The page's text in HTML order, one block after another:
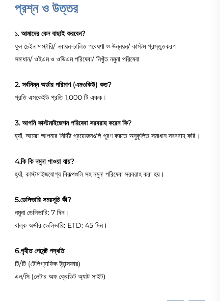
প্রশ্ন ও উত্তর
১. আমাদের কেন বাছাই করবেন?
ফুল চেইন মাস্টারি/ নবায়ন-চালিত গবেষণা ও উন্নয়ন/ কাস্টম প্রস্তুতকরণ
সমাধান/ ওইএম ও ওডিএম পরিষেবা/ নিখুঁত নমুনা পরিষেবা
2. সর্বনিম্ন অর্ডার পরিমাণ (এমওকিউ) কত?
প্রতি এসকেইউ প্রতি 1,000 টি একক।
3. আপনি কাস্টমাইজেশন পরিষেবা সরবরাহ করেন কি?
হ্যাঁ, আমরা আপনার নির্দিষ্ট প্রয়োজনগুলি পূরণ করতে অনুকূলিত সমাধান সরবরাহ করি।
4.কি কি নমুনা পাওয়া যায়?
হ্যাঁ, কাস্টমাইজযোগ্য বিকল্পগুলি সহ নমুনা পরিষেবা সরবরাহ করা হয়।
5.ডেলিভারি সময়সূচি কী?
নমুনা ডেলিভারি: 7 দিন।
বাল্ক অর্ডার ডেলিভারি: ETD: 45 দিন।
6.গৃহীত পেমেন্ট পদ্ধতি
টি/টি (টেলিগ্রাফিক ট্রান্সফার)
এল/সি (লেটার অফ ক্রেডিট অ্যাট সাইট)